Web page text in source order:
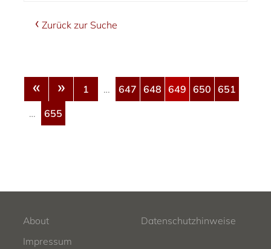
Zurück zur Suche
« » 1 … 647 648 649 650
651
…
655
About
Datenschutzhinweise
Impressum